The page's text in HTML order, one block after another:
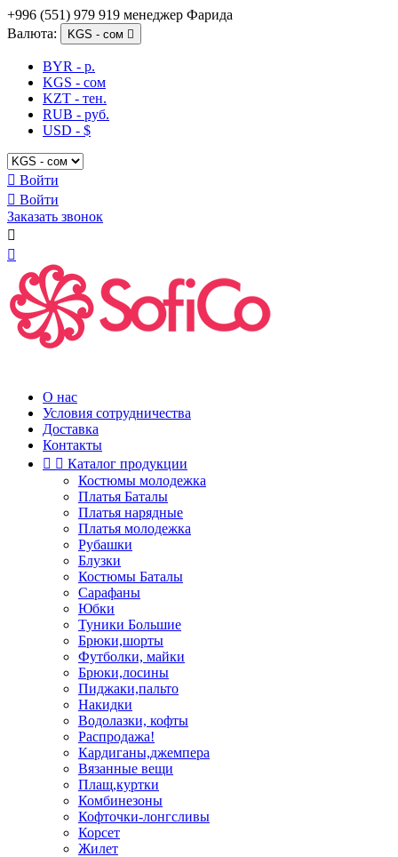
+996 (551) 979 919 менеджер Фарида
Валюта:
KGS - сом 
BYR - р.
KGS - сом
KZT - тен.
RUB - руб.
USD - $
 Войти
 Войти
Заказать звонок


О нас
Условия сотрудничества
Доставка
Контакты
  Каталог продукции
Костюмы молодежка
Платья Баталы
Платья нарядные
Платья молодежка
Рубашки
Блузки
Костюмы Баталы
Сарафаны
Юбки
Туники Большие
Брюки,шорты
Футболки, майки
Брюки,лосины
Пиджаки,пальто
Накидки
Водолазки, кофты
Распродажа!
Кардиганы,джемпера
Вязанные вещи
Плащ,куртки
Комбинезоны
Кофточки-лонгсливы
Корсет
Жилет